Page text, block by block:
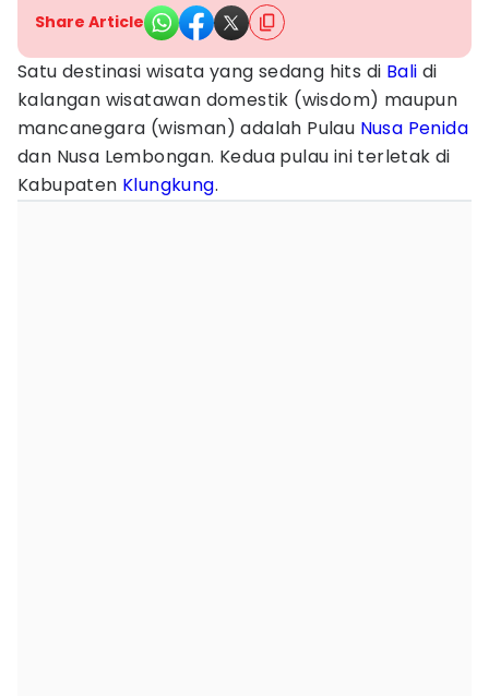
Share Article
Satu destinasi wisata yang sedang hits di Bali di
kalangan wisatawan domestik (wisdom) maupun
mancanegara (wisman) adalah Pulau Nusa Penida
dan Nusa Lembongan. Kedua pulau ini terletak di
Kabupaten Klungkung.